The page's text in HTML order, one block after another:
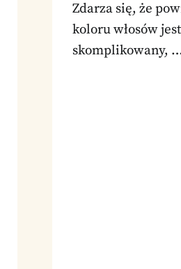
Zdarza się, że
koloru włosów
skomplikowany,